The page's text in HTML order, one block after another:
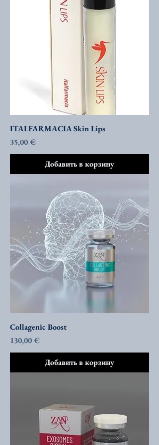
ITALFARMACIA Skin Lips
Цена
35,00 €
Добавить в корзину
Collagenic Boost
Цена
130,00 €
Добавить в корзину